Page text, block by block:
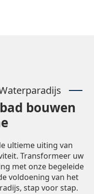
bouwen
ultieme uiting van
Transformeer uw
met onze begeleide
voldoening van het
stap voor stap.